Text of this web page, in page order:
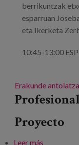
berrikuntzak
esparruan
eta Ikerketa
10:45-13:00
Erakunde
Proyecto
Leer más